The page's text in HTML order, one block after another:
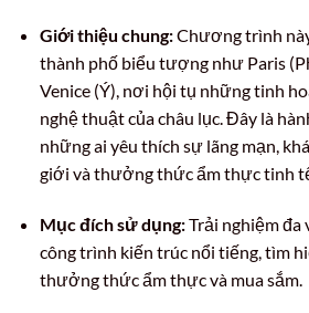
Giới thiệu chung:Chương trình
thành phố biểu tượng như Paris
Venice (Ý), nơi hội tụ những tinh
nghệ thuật của châu lục. Đây là
những ai yêu thích sự lãng mạn,
giới và thưởng thức ẩm thực tinh
Mục đích sử dụng:Trải nghiệm đa
công trình kiến trúc nổi tiếng, tìm
thưởng thức ẩm thực và mua sắm.